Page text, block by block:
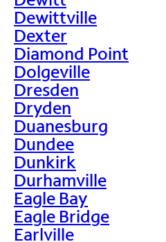
Dewittville
Dexter
Diamond Point
Dolgeville
Dresden
Dryden
Duanesburg
Dundee
Dunkirk
Durhamville
Eagle Bay
Eagle Bridge
Earlville